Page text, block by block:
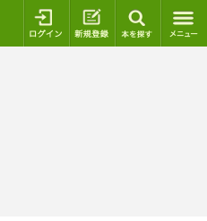
ログイン 新規登録